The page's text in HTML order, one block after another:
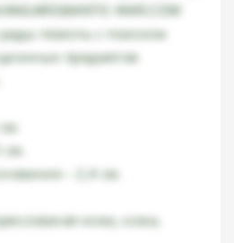
WAR.COM
помочь с поиском
предметов
– 2,4 см.
кожа, кожа,